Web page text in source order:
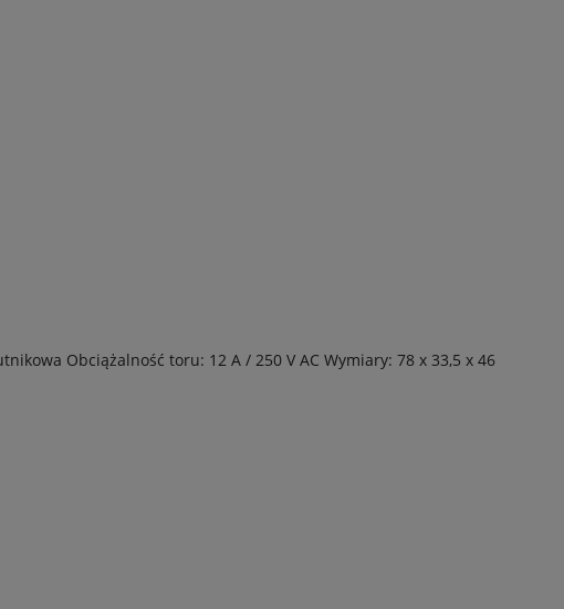
Obciążalność toru: 12 A / 250 V AC Wymiary: 78 x 33,5 x 46